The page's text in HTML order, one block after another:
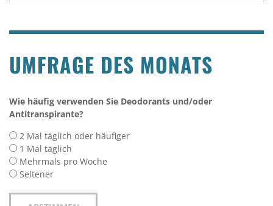
UMFRAGE DES MONATS
Wie häufig verwenden Sie Deodorants und/oder
Antitranspirante?
2 Mal täglich oder häufiger
1 Mal täglich
Mehrmals pro Woche
Seltener